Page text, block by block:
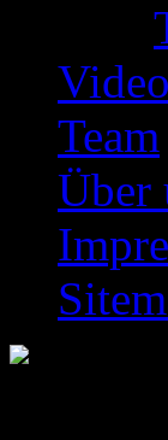
Team
Über